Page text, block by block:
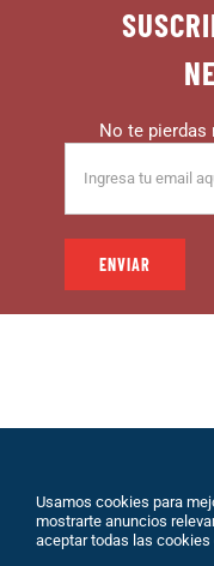
No te pierdas
© 1999 – DECANO –
Desarrollo: Eolio |
Nosotros|Terminos
Usamos cookies para
mostrarte anuncios
aceptar todas las